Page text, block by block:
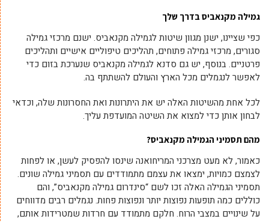
גמילה מקנאביס בדרך שלך
כפי שציינו, ישנן מגוון שיטות לגמילה מקנאביס. ישנם מרכזי גמילה
סגורים, מרכזי גמילה פתוחים, תהליכים טיפוליים אישיים ותהליכים
פרטניים. בנוסף, יש גם סדנא לגמילה מקנאביס שנערכת בזום כדי
לאפשר לנגמלים מכל הארץ והעולם להשתתף בה.
לכל אחת מהשיטות האלה יש את היתרונות ואת החסרונות שלה, וכדאי
לבחון אותן כדי למצוא את השיטה המועדפת עליך.
מהם תסמיני הגמילה מקנאביס?
כאמור, לא מעט מצרכני המריחואנה שינסו להפסיק לעשן, או לפחות
לצמצם כמויות, ימצאו את עצמם מתמודדים עם תסמיני גמילה שונים.
תסמיני הגמילה האלה זכו לשם “סינדרום גמילה מקנאביס”, והם
כוללים כמה תופעות נפוצות יותר ונפוצות פחות. נגמלים רבים מדווחים
על שינויים במצבי הרוח. חלקם מתמודד עם חרדות שמטרידות אותם,